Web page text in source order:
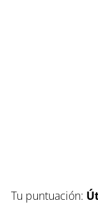
Tu puntuación: